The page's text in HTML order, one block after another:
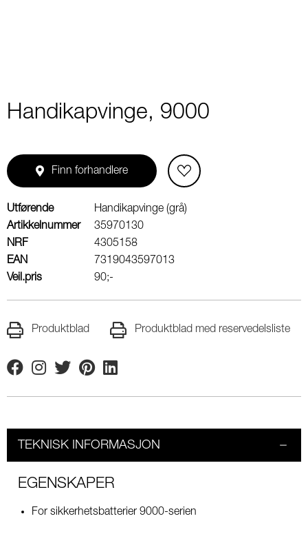
Handikapvinge, 9000
Finn forhandlere
Utførende
Handikapvinge (grå)
Artikkelnummer
35970130
NRF
4305158
EAN
7319043597013
Veil.pris
90;-
Produktblad Produktblad med reservedelsliste
FacebookInstagram
TwitterPinterestLinkedin
TEKNISK INFORMASJON
EGENSKAPER
For sikkerhetsbatterier 9000-serien